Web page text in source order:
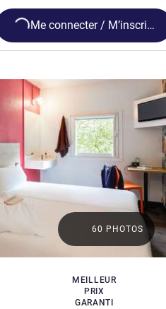
Loading...
Me connecter / M’inscrire
MEILLEUR
PRIX
GARANTI
60 PHOTOS